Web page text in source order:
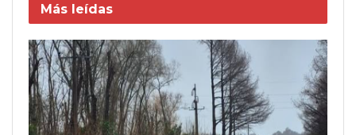
Más leídas